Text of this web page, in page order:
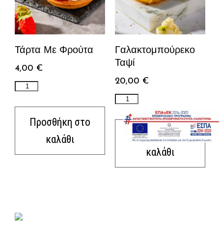
Τάρτα Με Φρούτα
4,00 €
Προσθήκη στο
καλάθι
Γαλακτομπούρεκο
Ταψί
20,00 €
Προσθήκη στο
καλάθι